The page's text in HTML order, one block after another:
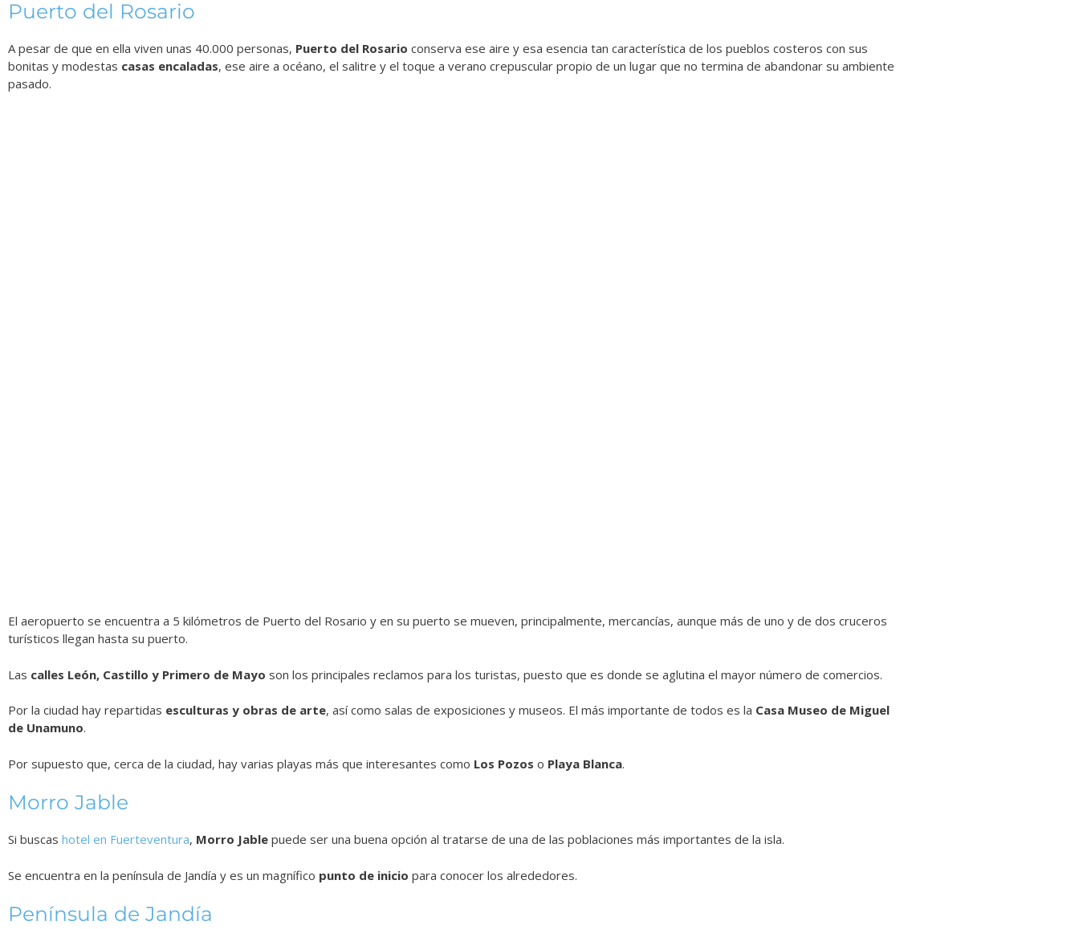
Puerto del Rosario
A pesar de que en ella viven unas 40.000 personas, Puerto del Rosario conserva ese aire y esa esencia tan característica de los pueblos costeros con sus
bonitas y modestas casas encaladas, ese aire a océano, el salitre y el toque a verano crepuscular propio de un lugar que no termina de abandonar su ambiente
pasado.
El aeropuerto se encuentra a 5 kilómetros de Puerto del Rosario y en su puerto se mueven, principalmente, mercancías, aunque más de uno y de dos cruceros
turísticos llegan hasta su puerto.
Las calles León, Castillo y Primero de Mayo son los principales reclamos para los turistas, puesto que es donde se aglutina el mayor número de comercios.
Por la ciudad hay repartidas esculturas y obras de arte, así como salas de exposiciones y museos. El más importante de todos es la Casa Museo de Miguel
de Unamuno.
Por supuesto que, cerca de la ciudad, hay varias playas más que interesantes como Los Pozos o Playa Blanca.
Morro Jable
Si buscas hotel en Fuerteventura, Morro Jable puede ser una buena opción al tratarse de una de las poblaciones más importantes de la isla.
Se encuentra en la península de Jandía y es un magnífico punto de inicio para conocer los alrededores.
Península de Jandía